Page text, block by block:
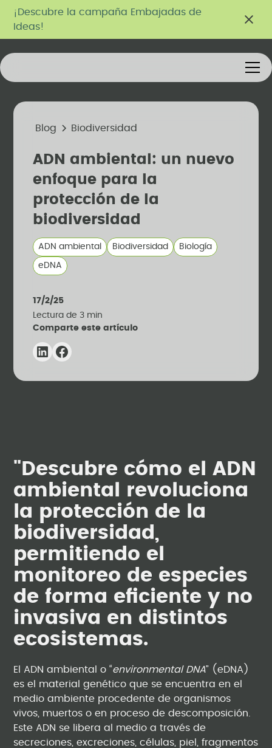
¡Descubre la campaña Embajadas de
Ideas!
Blog Biodiversidad
ADN ambiental: un nuevo
enfoque para la
protección de la
biodiversidad
ADN ambiental Biodiversidad Biología
eDNA
17/2/25
Lectura de 3 min
Comparte este artículo
"Descubre cómo el ADN
ambiental revoluciona
la protección de la
biodiversidad,
permitiendo el
monitoreo de especies
de forma eficiente y no
invasiva en distintos
ecosistemas.
El ADN ambiental o “environmental DNA” (eDNA)
es el material genético que se encuentra en el
medio ambiente procedente de organismos
vivos, muertos o en proceso de descomposición.
Este ADN se libera al medio a través de
secreciones, excreciones, células, piel, fragmentos